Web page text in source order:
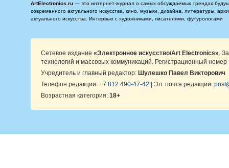
ArtElectronics.ru — это интернет-журнал о самых обсуждаемых трендах
современного актуального искусства, кино, музыки, дизайна, литературы,
актуального искусства. Интервью с художниками, писателями, футурологами
Сетевое издание «Электронное искусство/Art Electronics» .
технологий и массовых коммуникаций. Регистрационный
Учредитель и главный редактор: Шулешко Павел Викторович
Телефон редакции: +7 812 490-47-42 | Эл. почта редакции:
Возрастная категория: 18+